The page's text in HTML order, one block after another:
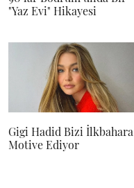
"Yaz Evi" Hikayesi
Gigi Hadid Bizi İlkbahara
Motive Ediyor